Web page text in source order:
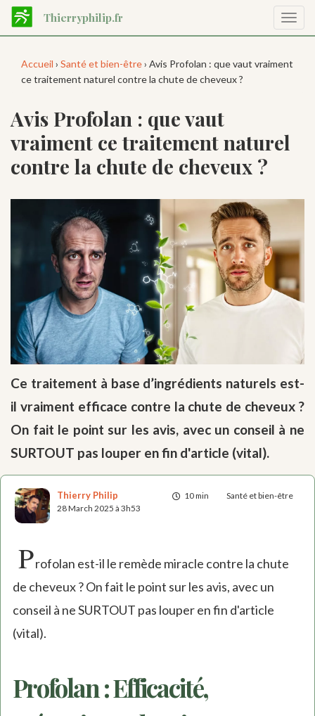
Aller
contenu
Thierryphilip.fr
la
Accueil › Santé et bien-être› Avis Profolan : que vaut vraiment
ce traitement naturel contre la chute de cheveux ?
Avis Profolan : que vaut
vraiment ce traitement naturel
contre la chute de cheveux ?
Ce traitement à base d’ingrédients naturels est-
il vraiment efficace contre la chute de cheveux ?
On fait le point sur les avis, avec un conseil à ne
SURTOUT pas louper en fin d'article (vital).
10 min Santé et bien-être
Thierry Philip
28 March 2025 à 3h53
Profolan est-il le remède miracle contre la chute
de cheveux ? On fait le point sur les avis, avec un
conseil à ne SURTOUT pas louper en fin d'article
(vital).
Profolan : Efficacité,